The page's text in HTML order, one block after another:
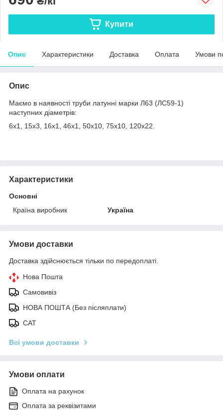
Купити
Опис Характеристики Доставка Оплата Умови
Опис
Маємо в наявності труби латунні марки Л63 (ЛС59-1)
наступних діаметрів:
6х1, 15х3, 16х1, 46х1, 50х10, 75х10, 120х22.
Характеристики
Основні
Країна виробник
Україна
Умови доставки
Доставка здійснюється тільки по передоплаті.
Нова Пошта
Самовивіз
НОВА ПОШТА (Без післяплати)
САТ
Всі умови доставки
Умови оплати
Оплата на рахунок
Оплата за реквізитами